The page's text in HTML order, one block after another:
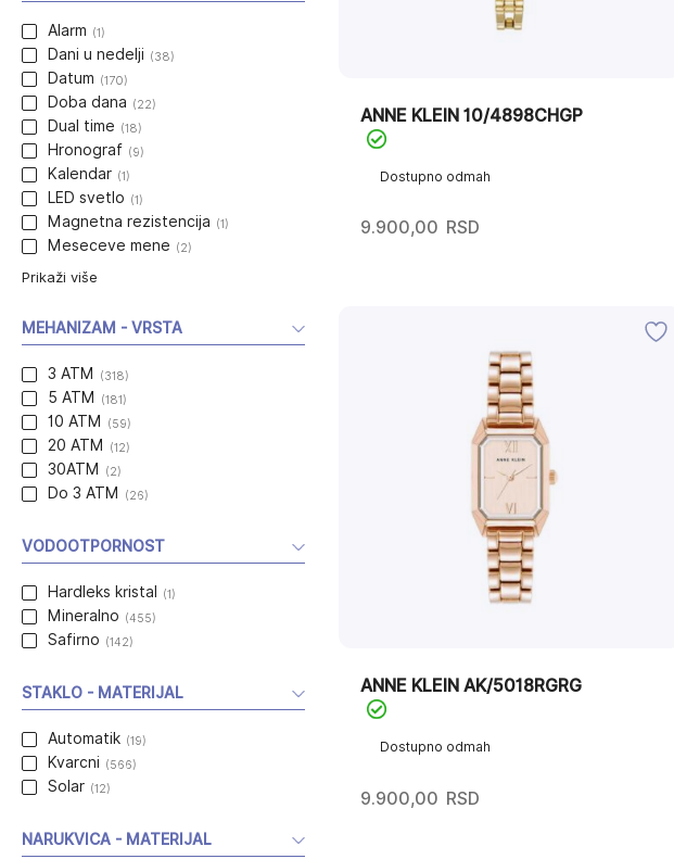
Dostupno odmah
ANNE KLEIN 10/4898CHGP
9.900,00 RSD
Dostupno odmah
ANNE KLEIN AK/5018RGRG
9.900,00 RSD
Alarm (1)
Dani u nedelji (38)
Datum (170)
Doba dana (22)
Dual time (18)
Hronograf (9)
Kalendar (1)
LED svetlo (1)
Magnetna rezistencija (1)
Meseceve mene (2)
Prikaži više
MEHANIZAM - VRSTA
3 ATM (318)
5 ATM (181)
10 ATM (59)
20 ATM (12)
30ATM (2)
Do 3 ATM (26)
VODOOTPORNOST
Hardleks kristal (1)
Mineralno (455)
Safirno (142)
STAKLO - MATERIJAL
Automatik (19)
Kvarcni (566)
Solar (12)
NARUKVICA - MATERIJAL